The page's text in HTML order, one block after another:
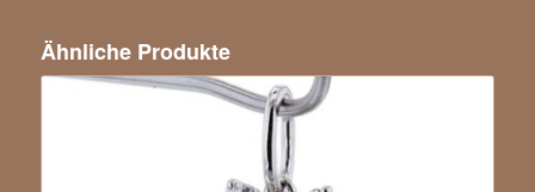
Ähnliche Produkte